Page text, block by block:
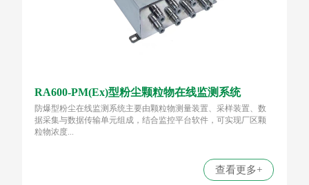
RA600-PM(Ex)型粉尘颗粒物在线监测系统
防爆型粉尘在线监测系统主要由颗粒物测量装置、采样装置、数
据采集与数据传输单元组成，结合监控平台软件，可实现厂区颗
粒物浓度...
查看更多+